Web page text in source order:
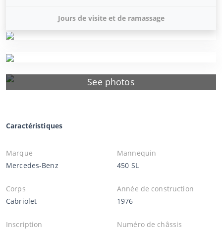
See photos
Jours de visite et de ramassage
Caractéristiques
Marque
Mercedes-Benz
Mannequin
450 SL
Corps
Cabriolet
Année de construction
1976
Inscription
Numéro de châssis